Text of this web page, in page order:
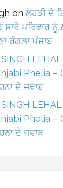
on ਲੋਹੜੀ ਦੇ
ਸਾਰੇ ਪਰਿਵਾਰ ਨੂੰ
ਰੰਗਲਾ ਪੰਜਾਬ
LEHAL
Phelia –
ਦੇ ਜਵਾਬ
LEHAL
Phelia –
ਦੇ ਜਵਾਬ